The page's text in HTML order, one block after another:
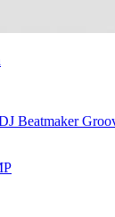
Beatmaker